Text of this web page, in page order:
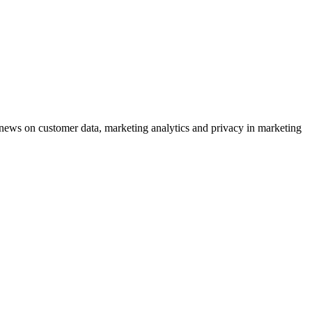
on customer data, marketing analytics and privacy in marketing